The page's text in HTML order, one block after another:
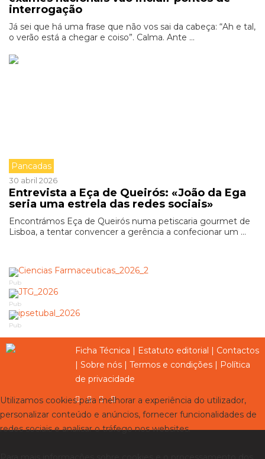
interrogação
Já sei que há uma frase que não vos sai da cabeça: “Ah e tal,
o verão está a chegar e coiso”. Calma. Ante ...
Pancadas
30 abril 2026
Entrevista a Eça de Queirós: «João da Ega
seria uma estrela das redes sociais»
Encontrámos Eça de Queirós numa petiscaria gourmet de
Lisboa, a tentar convencer a gerência a confecionar um ...
Pub
Pub
Pub
Ficha Técnica | Estatuto editorial | Contactos
| Sobre nós | Termos e condições | Política
de privacidade
Utilizamos cookies para melhorar a experiência do utilizador,
personalizar conteúdo e anúncios, fornecer funcionalidades de
redes sociais e analisar o tráfego nos websites.